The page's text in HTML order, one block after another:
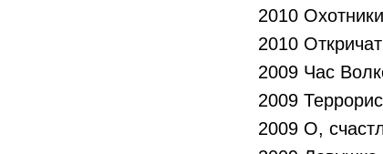
2010
2010
2009 Час
2009
2009 О,